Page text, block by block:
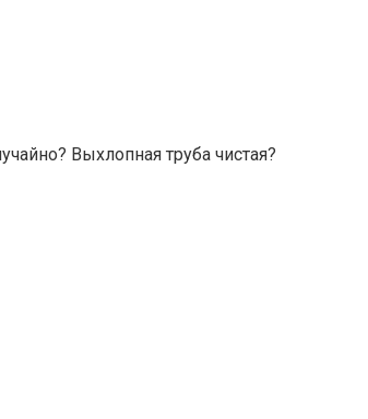
Выхлопная труба чистая?